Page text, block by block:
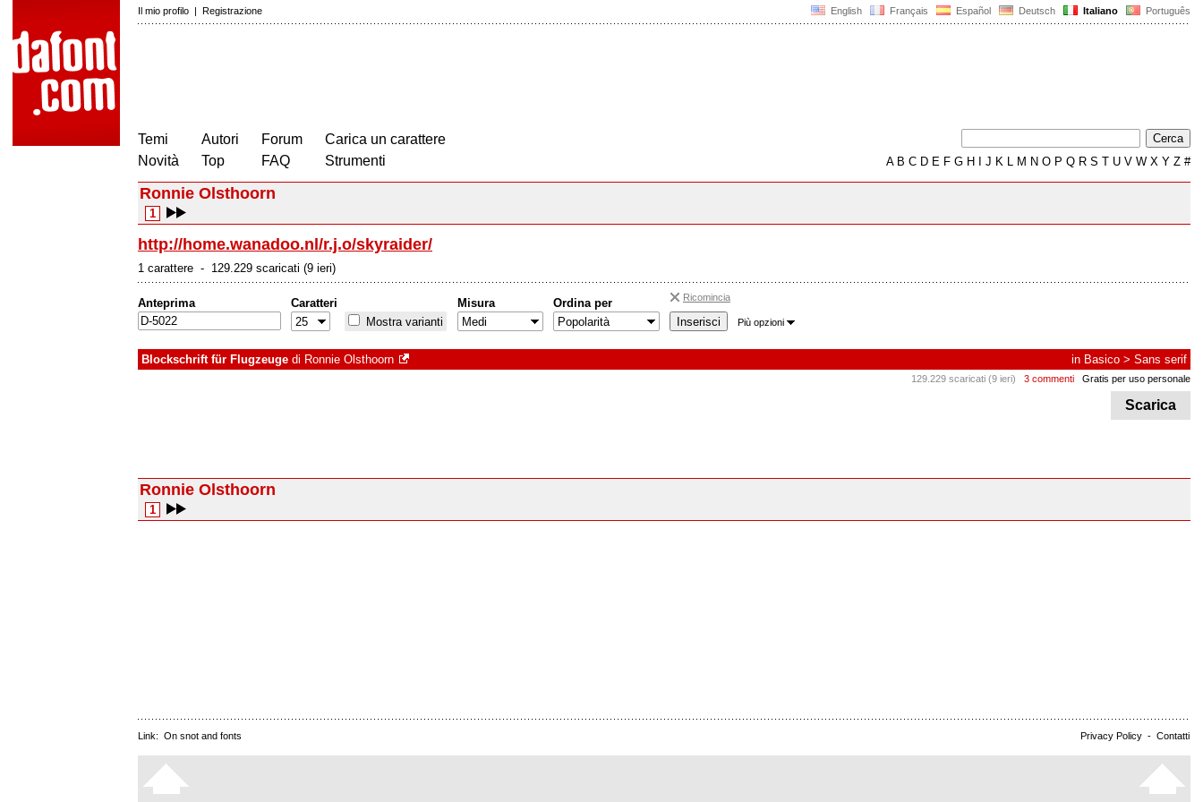
English Français Español Deutsch Italiano Português
Il mio profilo | Registrazione
Temi
Novità
Autori
Top
Forum
FAQ
Carica un carattere
Strumenti
AB C D E F G H J K L M N O P Q R S T U V W X Y Z #
Ronnie Olsthoorn
1
http://home.wanadoo.nl/r.j.o/skyraider/
1 carattere - 129.229 scaricati (9 ieri)
Anteprima
Caratteri
Mostra varianti
Misura Ordina per Ricomincia
Più opzioni
Blockschrift für Flugzeuge di Ronnie Olsthoorn in Basico > Sans serif
129.229 scaricati (9 ieri) 3 commenti Gratis per uso personale
Scarica
Ronnie Olsthoorn
1
Privacy Policy - Contatti
Link: On snot and fonts